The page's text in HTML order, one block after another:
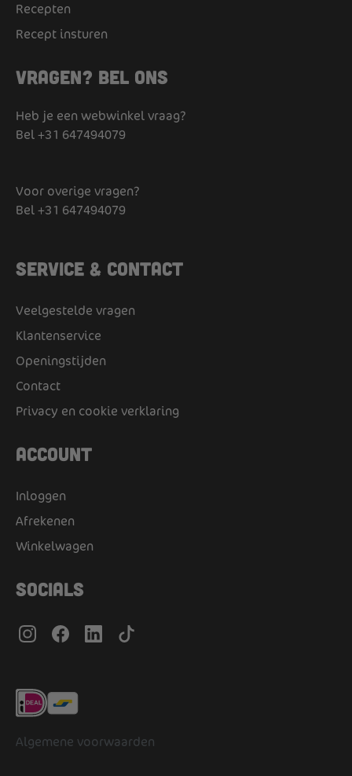
Recepten
Recept insturen
Vragen? Bel ons
Heb je een webwinkel vraag?
Bel+31 647494079
Voor overige vragen?
Bel+31 647494079
Service & Contact
Veelgestelde vragen
Klantenservice
Openingstijden
Contact
Privacy en cookie verklaring
Account
Inloggen
Afrekenen
Winkelwagen
Socials
Algemene voorwaarden